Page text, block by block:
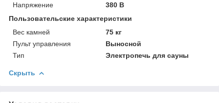
Напряжение
380 В
Пользовательские характеристики
Вес камней
75 кг
Пульт управления
Выносной
Тип
Электропечь для сауны
Скрыть